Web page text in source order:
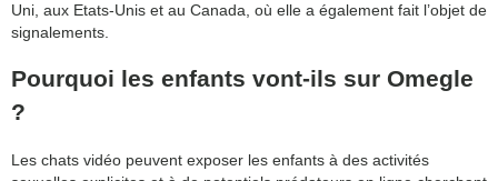
Uni, aux Etats-Unis et au Canada, où elle a également fait l’objet de
signalements.
Pourquoi les enfants vont-ils sur Omegle
?
Les chats vidéo peuvent exposer les enfants à des activités